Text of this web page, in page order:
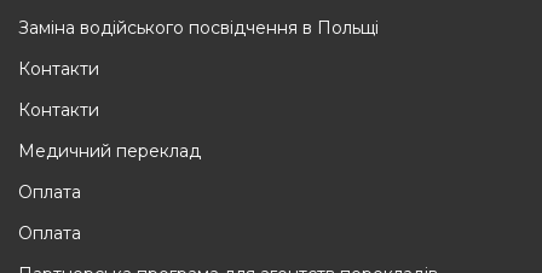
Заміна водійського посвідчення в Польщі
Контакти
Контакти
Медичний переклад
Оплата
Оплата